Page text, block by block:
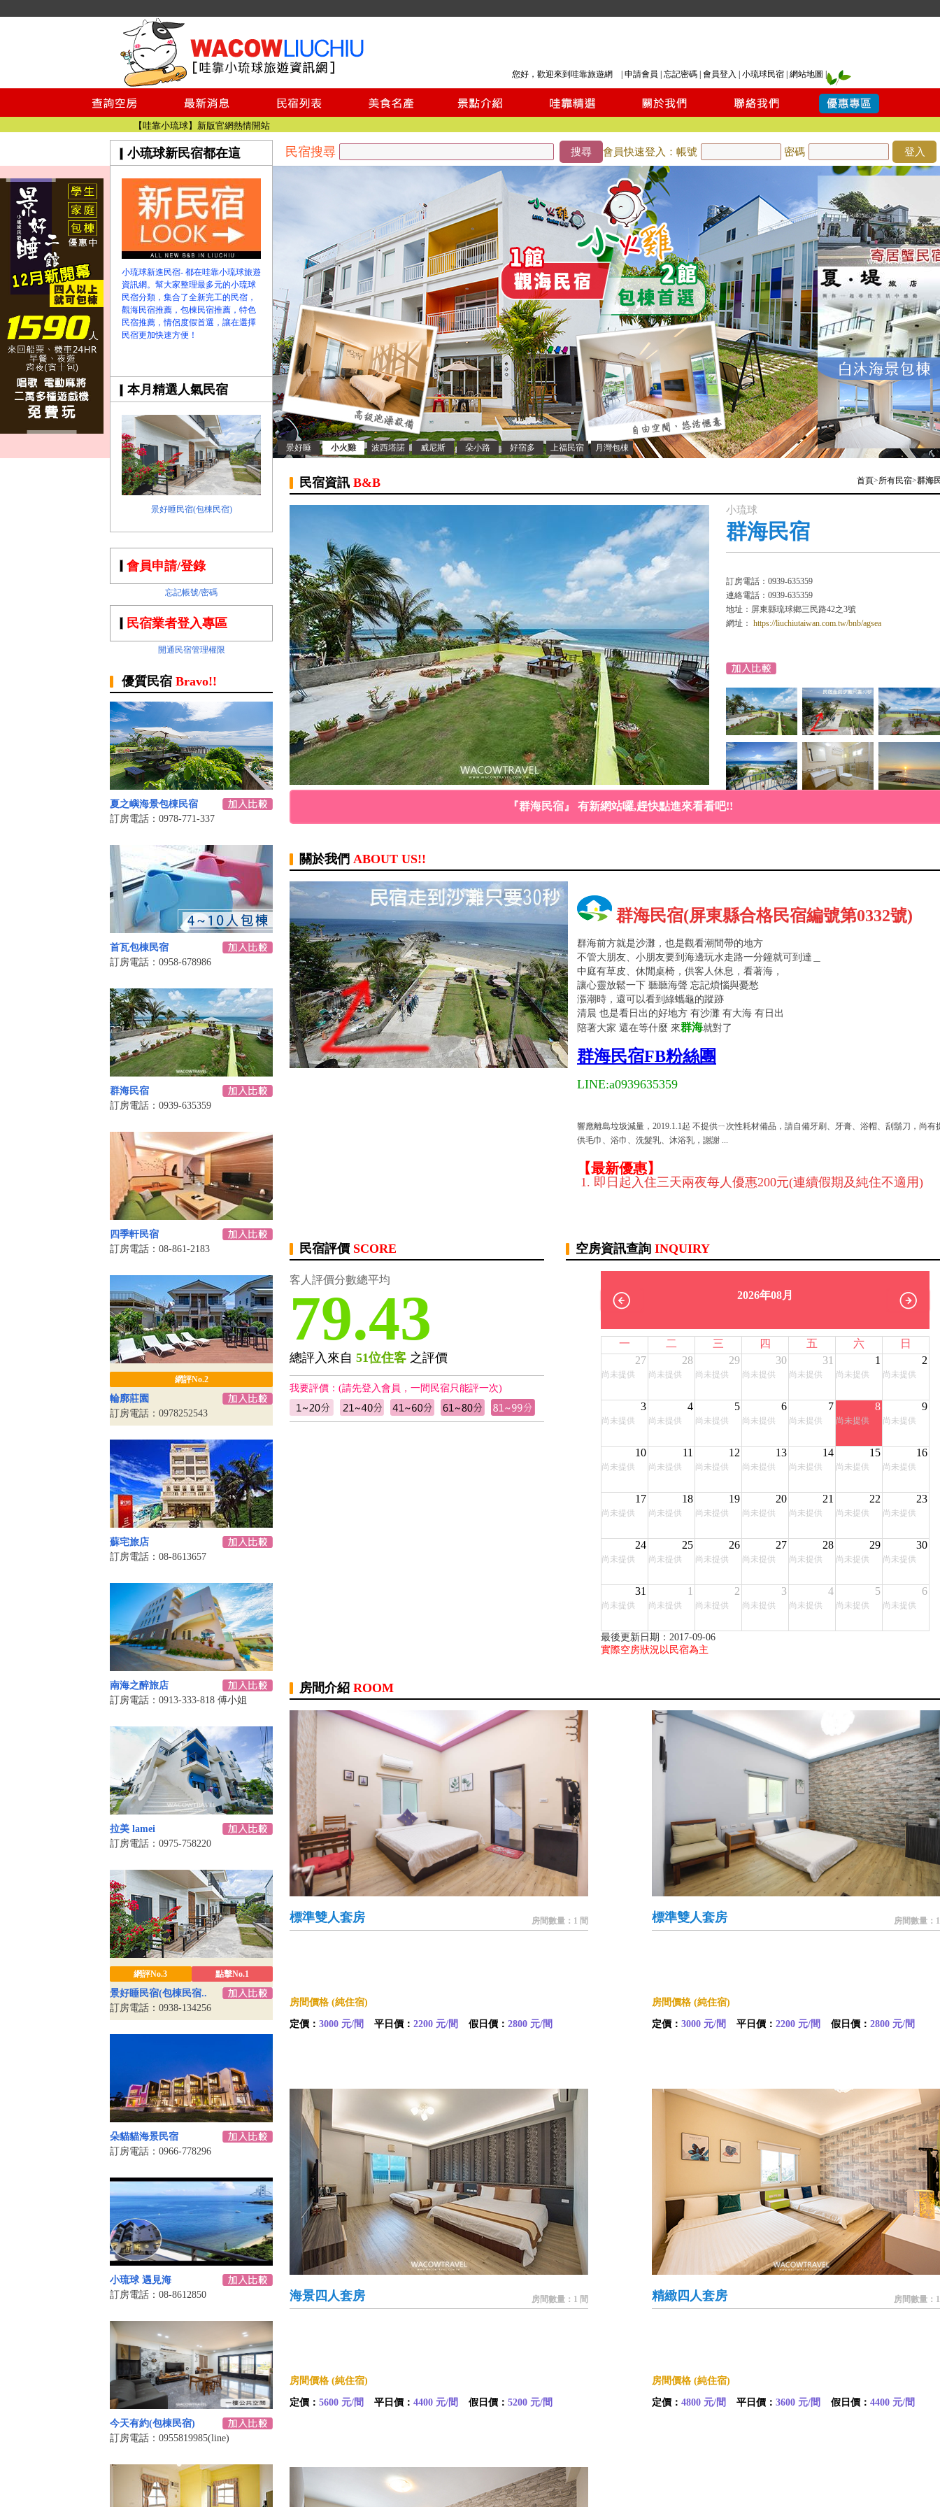
您好，歡迎來到哇靠旅遊網 | 申請會員 忘記密碼 會員登入 小琉球民宿 網站地圖
小琉球民宿空房
小琉球民宿
小琉球民宿推薦
【小琉球民宿特約】東港停車場!!看這邊
小琉球民宿 最完整的旅遊資訊都在這
【哇靠小琉球】新版官網熱情開站
【哇靠小琉球粉絲團】即時動態!!
小琉球民宿空房
小琉球民宿
小琉球民宿推薦
【小琉球民宿特約】東港停車場!!看這邊
小琉球民宿 最完整的旅遊資訊都在這
【哇靠小琉球】新版官網熱情開站
【哇靠小琉球粉絲團】即時動態!!
小琉球新民宿都在這
小琉球新進民宿- 都在哇靠小琉球旅遊
資訊網。幫大家整理最多元的小琉球
民宿分類，集合了全新完工的民宿，
觀海民宿推薦，包棟民宿推薦，特色
民宿推薦，情侶度假首選，讓在選擇
民宿更加快速方便！
本月精選人氣民宿
景好睡民宿(包棟民宿)
景好睡 小火雞 波西塔諾 威尼斯 朵小路 好宿多 上福民宿 月灣包棟
民宿搜尋 搜尋 會員快速登入：帳號 密碼 登入
會員申請/登錄
忘記帳號/密碼
民宿業者登入專區
開通民宿管理權限
優質民宿 Bravo!!
夏之嶼海景包棟民宿
訂房電話：0978-771-337
首瓦包棟民宿
訂房電話：0958-678986
群海民宿
訂房電話：0939-635359
四季軒民宿
訂房電話：08-861-2183
網評No.2
輪廓莊園
訂房電話：0978252543
蘇宅旅店
訂房電話：08-8613657
南海之醉旅店
訂房電話：0913-333-818 傅小姐
拉美 lamei
訂房電話：0975-758220
網評No.3 點擊No.1
景好睡民宿(包棟民宿..
訂房電話：0938-134256
朵貓貓海景民宿
訂房電話：0966-778296
小琉球 遇見海
訂房電話：08-8612850
今天有約(包棟民宿)
訂房電話：0955819985(line)
民宿資訊 B&B 首頁>所有民宿>群海
小琉球
群海民宿
訂房電話：0939-635359
連絡電話：0939-635359
地址：屏東縣琉球鄉三民路42之3號
網址： https://liuchiutaiwan.com.tw/bnb/agsea
『群海民宿』 有新網站囉,趕快點進來看看吧!!
關於我們 ABOUT US!!
群海民宿(屏東縣合格民宿編號第0332號)
群海前方就是沙灘，也是觀看潮間帶的地方
不管大朋友、小朋友要到海邊玩水走路一分鐘就可到達＿
中庭有草皮、休閒桌椅，供客人休息，看著海，
讓心靈放鬆一下 聽聽海聲 忘記煩惱與憂愁
漲潮時，還可以看到綠蠵龜的蹤跡
清晨 也是看日出的好地方 有沙灘 有大海 有日出
陪著大家 還在等什麼 來群海就對了
群海民宿FB粉絲團
LINE:a0939635359
響應離島垃圾減量，2019.1.1起 不提供ㄧ次性耗材備品，請自備牙刷、牙膏、浴帽、刮鬍刀，尚有
供毛巾、浴巾、洗髮乳、沐浴乳，謝謝 ...
【最新優惠】
1. 即日起入住三天兩夜每人優惠200元(連續假期及純住不適用)
民宿評價 SCORE
客人評價分數總平均
79.43
總評入來自 51位住客 之評價
我要評價：(請先登入會員，一間民宿只能評一次)
空房資訊查詢 INQUIRY
2026年08月
一 二 三 四 五 六
日
27
尚未提供
28
尚未提供
29
尚未提供
30
尚未提供
31
尚未提供
1
尚未提供
2
尚未提供
3
尚未提供
4
尚未提供
5
尚未提供
6
尚未提供
7
尚未提供
8
尚未提供
9
尚未提供
10
尚未提供
11
尚未提供
12
尚未提供
13
尚未提供
14
尚未提供
15
尚未提供
16
尚未提供
17
尚未提供
18
尚未提供
19
尚未提供
20
尚未提供
21
尚未提供
22
尚未提供
23
尚未提供
24
尚未提供
25
尚未提供
26
尚未提供
27
尚未提供
28
尚未提供
29
尚未提供
30
尚未提供
31
尚未提供
1
尚未提供
2
尚未提供
3
尚未提供
4
尚未提供
5
尚未提供
6
尚未提供
最後更新日期：2017-09-06
實際空房狀況以民宿為主
房間介紹 ROOM
標準雙人套房 房間數量：1 間
房間價格 (純住宿)
定價： 3000 元/間 平日價： 2200 元/間 假日價： 2800 元/間
標準雙人套房 房間數量：
房間價格 (純住宿)
定價： 3000 元/間 平日價： 2200 元/間 假日價： 2800 元/間
海景四人套房 房間數量：1 間
房間價格 (純住宿)
定價： 5600 元/間 平日價： 4400 元/間 假日價： 5200 元/間
精緻四人套房 房間數量：
房間價格 (純住宿)
定價： 4800 元/間 平日價： 3600 元/間 假日價： 4400 元/間